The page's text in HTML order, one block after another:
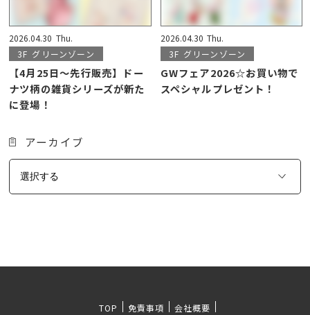
2026.04.30 Thu.
3F グリーンゾーン
【4月25日〜先行販売】ドー
ナツ柄の雑貨シリーズが新た
に登場！
2026.04.30 Thu.
3F グリーンゾーン
GWフェア2026☆お買い物で
スペシャルプレゼント！
アーカイブ
TOP 免責事項
会社概要